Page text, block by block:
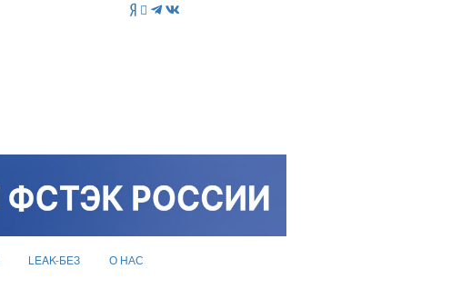
LEAK-БЕЗ О НАС